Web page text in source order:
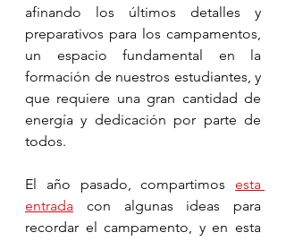
afinando los últimos detalles y
preparativos para los campamentos,
un espacio fundamental en la
formación de nuestros estudiantes, y
que requiere una gran cantidad de
energía y dedicación por parte de
todos.
El año pasado, compartimos esta
entrada con algunas ideas para
recordar el campamento, y en esta